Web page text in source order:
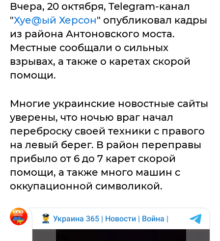
Вчера, 20 октября, Telegram-канал
"Хуе@ый Херсон" опубликовал кадры
из района Антоновского моста.
Местные сообщали о сильных
взрывах, а также о каретах скорой
помощи.
Многие украинские новостные сайты
уверены, что ночью враг начал
переброску своей техники с правого
на левый берег. В район переправы
прибыло от 6 до 7 карет скорой
помощи, а также много машин с
оккупационной символикой.